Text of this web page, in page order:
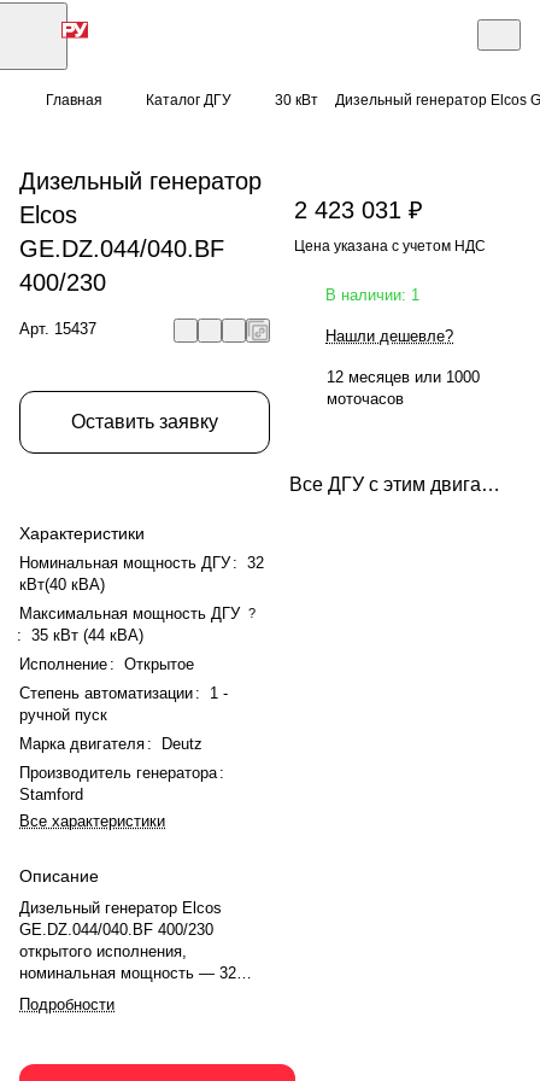
Главная Каталог ДГУ 30 кВт Дизельный генератор Elcos
Дизельный генератор
Elcos
GE.DZ.044/040.BF
400/230
Арт. 15437
Оставить заявку
Характеристики
Номинальная мощность ДГУ : 32
кВт(40 кВА)
Максимальная мощность ДГУ ?
: 35 кВт (44 кВА)
Исполнение : Открытое
Степень автоматизации :
1 -
ручной пуск
Марка двигателя :
Deutz
Производитель генератора :
Stamford
Все характеристики
Описание
Дизельный генератор Elcos
GE.DZ.044/040.BF 400/230
открытого исполнения,
номинальная мощность — 32
кВт(40 кВА), максимальная — 35
кВт (44 кВА). Двигатель Deutz
Подробности
2 423 031 ₽
Цена указана с учетом НДС
В наличии: 1
Нашли дешевле?
12 месяцев или 1000
моточасов
Все ДГУ с этим двигателем